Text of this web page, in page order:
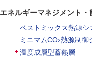
エネルギーマネジメント・
ベストミックス熱源シ
ミニマムCO2熱源制御
温度成層型蓄熱層